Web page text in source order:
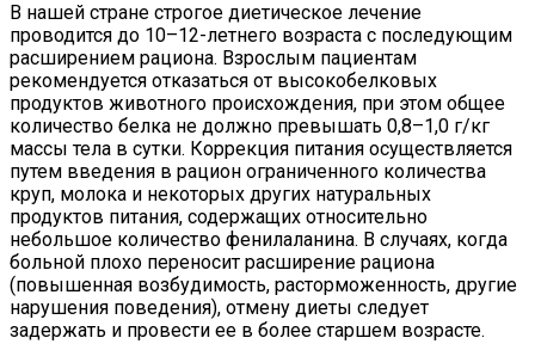
В нашей стране строгое диетическое лечение
проводится до 10–12-летнего возраста с последующим
расширением рациона. Взрослым пациентам
рекомендуется отказаться от высокобелковых
продуктов животного происхождения, при этом общее
количество белка не должно превышать 0,8–1,0 г/кг
массы тела в сутки. Коррекция питания осуществляется
путем введения в рацион ограниченного количества
круп, молока и некоторых других натуральных
продуктов питания, содержащих относительно
небольшое количество фенилаланина. В случаях, когда
больной плохо переносит расширение рациона
(повышенная возбудимость, расторможенность, другие
нарушения поведения), отмену диеты следует
задержать и провести ее в более старшем возрасте.